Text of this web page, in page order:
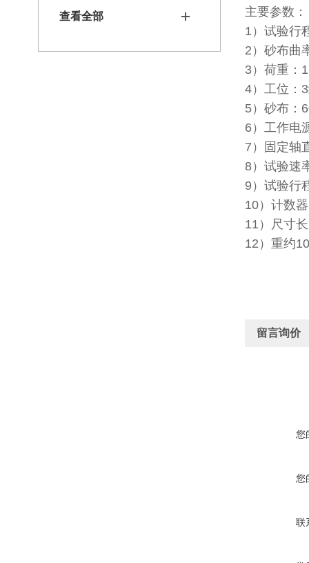
查看全部
主要参数：
1）试验行
2）砂布曲
3）荷重：
4）工位： 3
5）砂布：
6）工作电
7）固定轴
8）试验速
9）试验行
10）计数
11）尺寸
12）重约
留言询价
您
您
联